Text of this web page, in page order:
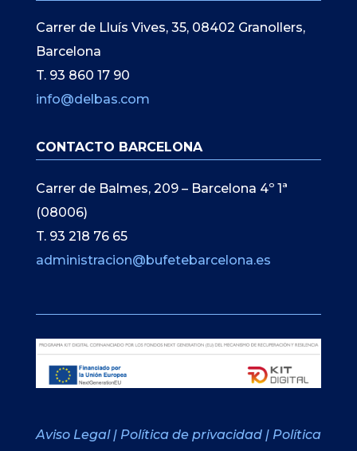
Carrer de Lluís Vives, 35, 08402 Granollers,
Barcelona
T. 93 860 17 90
info@delbas.com
CONTACTO BARCELONA
Carrer de Balmes, 209 – Barcelona 4º 1ª
(08006)
T. 93 218 76 65
administracion@bufetebarcelona.es
Aviso Legal | Política de privacidad | Política